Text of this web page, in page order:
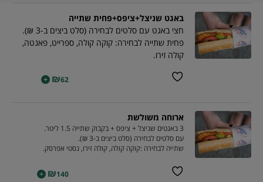
באגט שניצל+ציפס+פחית שתייה
חצי באגט עם סלטים לבחירה (סלט ביצים ב-3 ₪).
פחית שתייה לבחירה: קוקה קולה, ספרייט, פאנטה,
קולה זירו.
₪62
+
ארוחה משולשת
3 באגטים שניצל + ציפס + בקבוק שתייה 1.5 ליטר.
עם סלטים לבחירה (סלט ביצים ב-3 ₪).
שתייה לבחירה :קוקה קולה, קולה זירו, נסטי אפרסק.
₪140
+